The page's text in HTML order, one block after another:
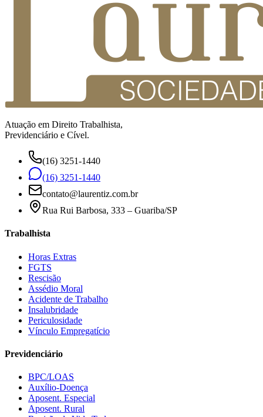
Atuação em Direito Trabalhista,
Previdenciário e Cível.
(16) 3251-1440
(16) 3251-1440
contato@laurentiz.com.br
Rua Rui Barbosa, 333 – Guariba/SP
Trabalhista
Horas Extras
FGTS
Rescisão
Assédio Moral
Acidente de Trabalho
Insalubridade
Periculosidade
Vínculo Empregatício
Previdenciário
BPC/LOAS
Auxílio-Doença
Aposent. Especial
Aposent. Rural